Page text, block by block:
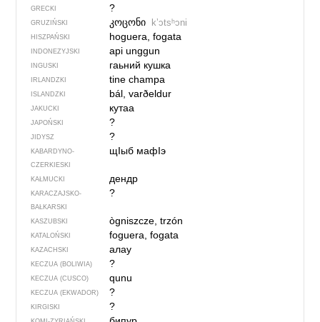
GRECKI ?
GRUZIŃSKI კოცონი kʼɔtsʰɔni
HISZPAŃSKI hoguera, fogata
INDONEZYJSKI api unggun
INGUSKI гаьний кушка
IRLANDZKI tine champa
ISLANDZKI bál, varðeldur
JAKUCKI кутаа
JAPOŃSKI ?
JIDYSZ ?
KABARDYNO-
CZERKIESKI
щIыб мафIэ
KAŁMUCKI дендр
KARACZAJSKO-
BAŁKARSKI
?
KASZUBSKI ògniszcze, trzón
KATALOŃSKI foguera, fogata
KAZACHSKI алау
KECZUA (BOLIWIA) ?
KECZUA (CUSCO) qunu
KECZUA (EKWADOR) ?
KIRGISKI ?